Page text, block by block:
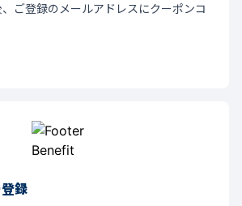
ご登録のメールアドレスにクーポンコ
録